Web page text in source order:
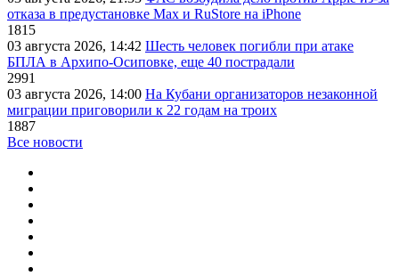
отказа в предустановке Max и RuStore на iPhone
1815
03 августа 2026, 14:42 Шесть человек погибли при атаке
БПЛА в Архипо-Осиповке, еще 40 пострадали
2991
03 августа 2026, 14:00 На Кубани организаторов незаконной
миграции приговорили к 22 годам на троих
1887
Все новости